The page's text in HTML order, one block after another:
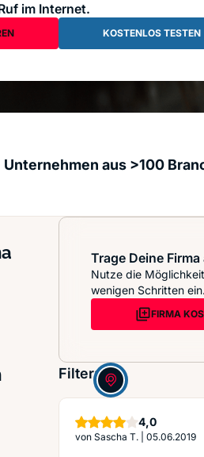
im Internet.
KOSTENLOS TESTEN
aus >100
Trage Deine
Nutze die
wenigen Schritten
FIRMA
Filter:
4,0Sterne
von Sascha T. 05.06.2019